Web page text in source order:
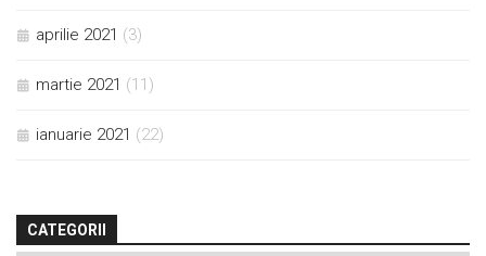
aprilie 2021 (3)
martie 2021 (11)
ianuarie 2021 (22)
CATEGORII